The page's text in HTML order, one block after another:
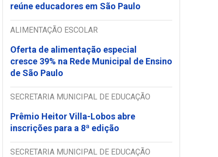
reúne educadores em São Paulo
ALIMENTAÇÃO ESCOLAR
Oferta de alimentação especial
cresce 39% na Rede Municipal de Ensino
de São Paulo
SECRETARIA MUNICIPAL DE EDUCAÇÃO
Prêmio Heitor Villa-Lobos abre
inscrições para a 8ª edição
SECRETARIA MUNICIPAL DE EDUCAÇÃO